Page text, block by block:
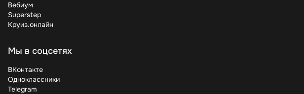
Вебиум
Superstep
Круиз.онлайн
Мы в соцсетях
ВКонтакте
Одноклассники
Telegram